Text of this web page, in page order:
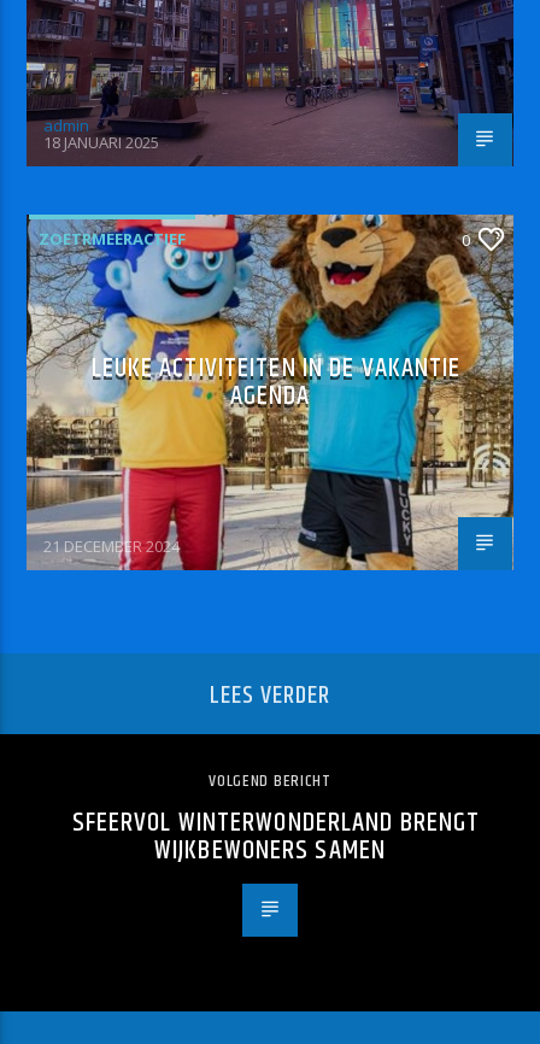
admin
18 JANUARI 2025
ZOETRMEERACTIEF 0
LEUKE ACTIVITEITEN IN DE VAKANTIE
AGENDA
21 DECEMBER 2024
LEES VERDER
VOLGEND BERICHT
SFEERVOL WINTERWONDERLAND BRENGT
WIJKBEWONERS SAMEN